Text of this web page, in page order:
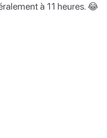
à 11 heures. 😂